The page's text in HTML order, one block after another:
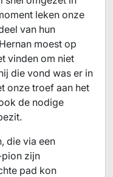
leken onze
van hun
moest op
vinden om niet
die vond was er in
onze troef aan het
de nodige
die via een
zijn
pad kon